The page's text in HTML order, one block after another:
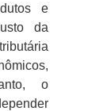
e
da
o